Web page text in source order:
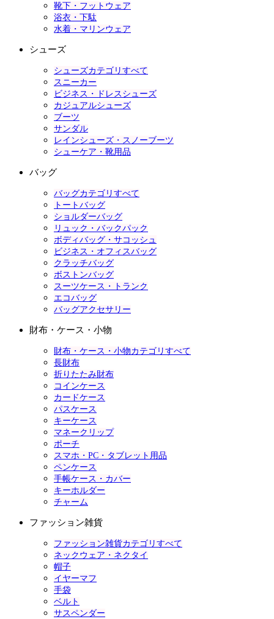
靴下・フットウェア
浴衣・下駄
水着・マリンウェア
シューズ
シューズカテゴリすべて
スニーカー
ビジネス・ドレスシューズ
カジュアルシューズ
ブーツ
サンダル
レインシューズ・スノーブーツ
シューケア・靴用品
バッグ
バッグカテゴリすべて
トートバッグ
ショルダーバッグ
リュック・バックパック
ボディバッグ・サコッシュ
ビジネス・オフィスバッグ
クラッチバッグ
ボストンバッグ
スーツケース・トランク
エコバッグ
バッグアクセサリー
財布・ケース・小物
財布・ケース・小物カテゴリすべて
長財布
折りたたみ財布
コインケース
カードケース
パスケース
キーケース
マネークリップ
ポーチ
スマホ・PC・タブレット用品
ペンケース
手帳ケース・カバー
キーホルダー
チャーム
ファッション雑貨
ファッション雑貨カテゴリすべて
ネックウェア・ネクタイ
帽子
イヤーマフ
手袋
ベルト
サスペンダー